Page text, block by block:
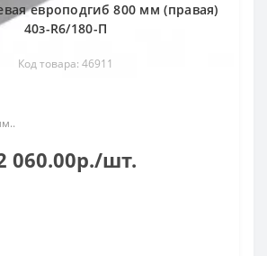
европодгиб 800 мм (правая)
40з-R6/180-П
Код товара: 46911
060.00р./шт.